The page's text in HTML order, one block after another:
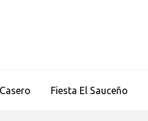
Fiesta El Sauceño